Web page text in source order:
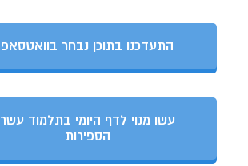
התעדכנו בתוכן נבחר בוואטסאפ
עשו מנוי לדף היומי בתלמוד עשר
הספירות